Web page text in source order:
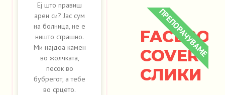
Еј што правиш
арен си? Јас сум
на болница, не е
ништо страшно.
Ми најдоа камен
во жолчката,
песок во
бубрегот, а тебе
во срцето.
COVER
СЛИКИ
ПРЕПОРАЧУВАМЕ